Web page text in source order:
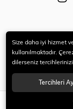
©
Size daha iyi hizmet
kullanılmaktadır.
dilerseniz
Tercihleri